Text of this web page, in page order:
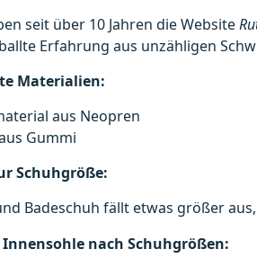
seit über 10 Jahren die Website
Erfahrung aus unzähligen
Materialien:
aus Neopren
Gummi
Schuhgröße:
Badeschuh fällt etwas größer
Innensohle nach Schuhgrößen: